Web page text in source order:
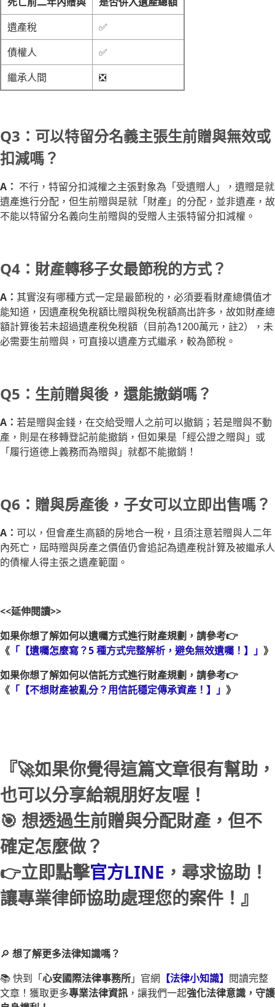
遺產稅
✅
債權人
✅
繼承人間
❎
Q3：可以特留分名義主張生前贈與無效或
扣減嗎？
A： 不行，特留分扣減權之主張對象為「受遺贈人」，遺贈是就
遺產進行分配，但生前贈與是就「財產」的分配，並非遺產，故
不能以特留分名義向生前贈與的受贈人主張特留分扣減權。
Q4：財產轉移子女最節稅的方式？
A： 其實沒有哪種方式一定是最節稅的，必須要看財產總價值才
能知道，因遺產稅免稅額比贈與稅免稅額高出許多，故如財產總
額計算後若未超過遺產稅免稅額（目前為1200萬元，註2），未
必需要生前贈與，可直接以遺產方式繼承，較為節稅。
Q5：生前贈與後，還能撤銷嗎？
A： 若是贈與金錢，在交給受贈人之前可以撤銷；若是贈與不動
產，則是在移轉登記前能撤銷，但如果是「經公證之贈與」或
「履行道德上義務而為贈與」就都不能撤銷！
Q6：贈與房產後，子女可以立即出售嗎？
A： 可以，但會產生高額的房地合一稅，且須注意若贈與人二年
內死亡，屆時贈與房產之價值仍會追記為遺產稅計算及被繼承人
的債權人得主張之遺產範圍。
<<延伸閱讀>>
如果你想了解如何以遺囑方式進行財產規劃，請參考👉
《 「【遺囑怎麼寫？5 種方式完整解析，避免無效遺囑！】」 》
如果你想了解如何以信託方式進行財產規劃，請參考👉
《 「【不想財產被亂分？用信託穩定傳承資產！】」 》
『🚀如果你覺得這篇文章很有幫助，
也可以分享給親朋好友喔！
🎯 想透過生前贈與分配財產，但不
確定怎麼做？
👉立即點擊官方LINE ，尋求協助！
讓專業律師協助處理您的案件！』
🔎 想了解更多法律知識嗎？
📚 快到「心安國際法律事務所」官網 【法律小知識】 閱讀完整
文章！獲取更多專業法律資訊 ，讓我們一起強化法律意識，守護